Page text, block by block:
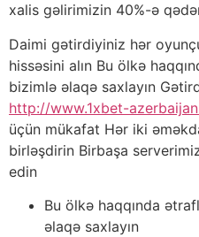
xalis gəlirimizin 40%-ə
Daimi gətirdiyiniz hər
hissəsini alın Bu ölkə
bizimlə əlaqə saxlayın
http://www.1xbet-
üçün mükafat Hər iki
birləşdirin Birbaşa
edin
Bu ölkə haqqında
əlaqə saxlayın